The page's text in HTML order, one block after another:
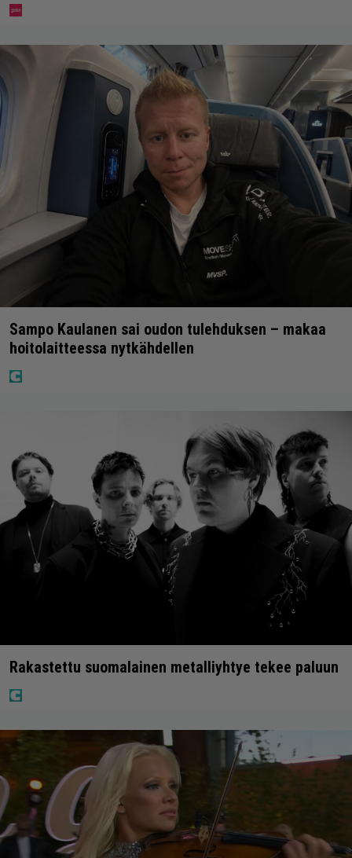
Sampo Kaulanen sai oudon tulehduksen – makaa
hoitolaitteessa nytkähdellen
Rakastettu suomalainen metalliyhtye tekee paluun